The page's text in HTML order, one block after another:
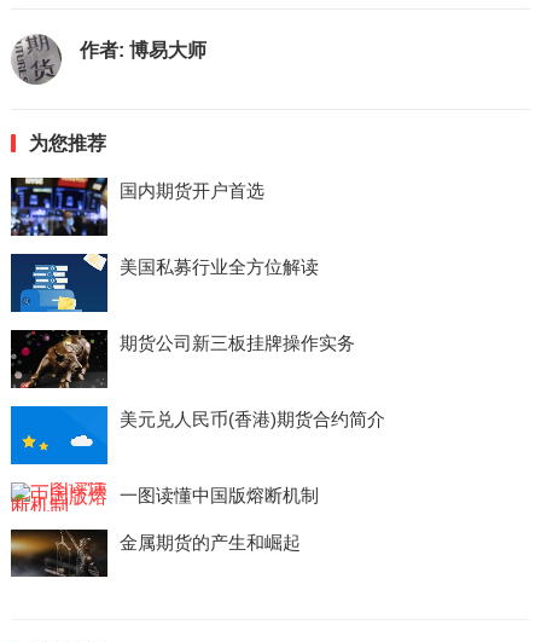
作者: 博易大师
为您推荐
国内期货开户首选
美国私募行业全方位解读
期货公司新三板挂牌操作实务
美元兑人民币(香港)期货合约简介
一图读懂中国版熔断机制
金属期货的产生和崛起